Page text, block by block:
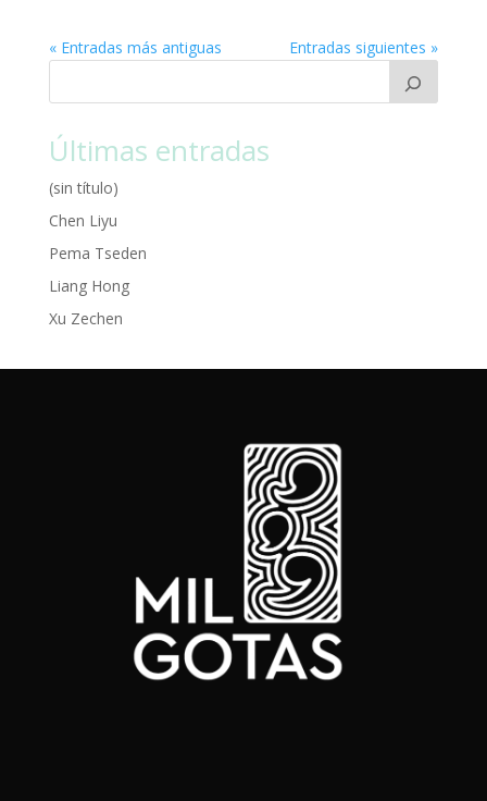
« Entradas más antiguas Entradas siguientes »
Últimas entradas
(sin título)
Chen Liyu
Pema Tseden
Liang Hong
Xu Zechen